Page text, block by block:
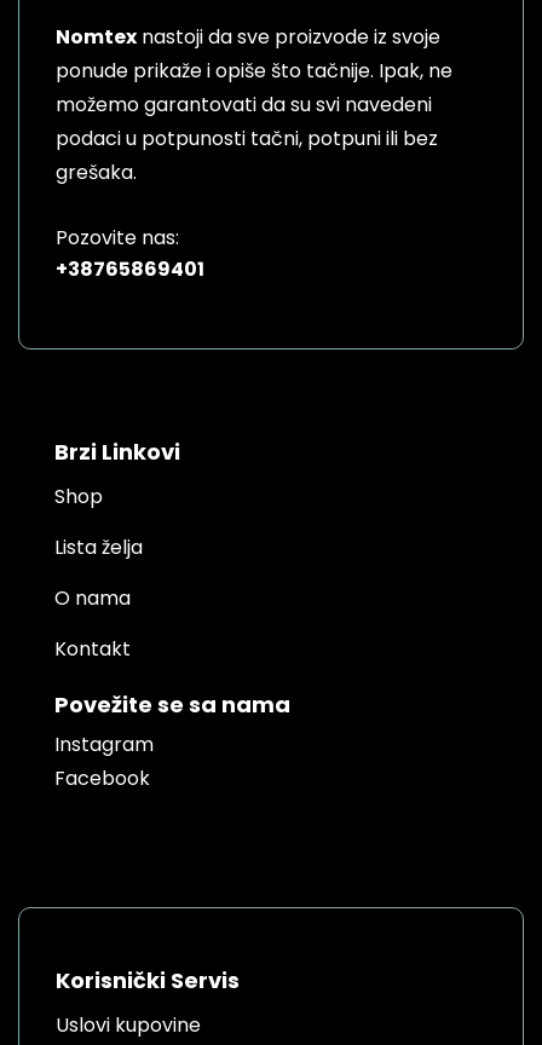
Nomtex nastoji da sve proizvode iz svoje
ponude prikaže i opiše što tačnije. Ipak, ne
možemo garantovati da su svi navedeni
podaci u potpunosti tačni, potpuni ili bez
grešaka.
Pozovite nas:
+38765869401
Brzi Linkovi
Shop
Lista želja
O nama
Kontakt
Povežite se sa nama
Instagram
Facebook
Korisnički Servis
Uslovi kupovine